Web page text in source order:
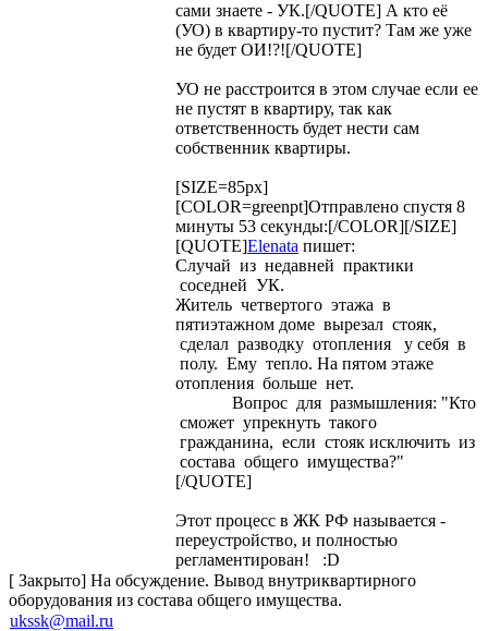
сами знаете - УК.[/QUOTE] А кто её
(УО) в квартиру-то пустит? Там же уже
не будет ОИ!?![/QUOTE]
УО не расстроится в этом случае если ее
не пустят в квартиру, так как
ответственность будет нести сам
собственник квартиры.
[SIZE=85px]
[COLOR=greenpt]Отправлено спустя 8
минуты 53 секунды:[/COLOR][/SIZE]
[QUOTE]Elenata пишет:
Случай из недавней практики
соседней УК.
Житель четвертого этажа в
пятиэтажном доме вырезал стояк,
сделал разводку отопления у себя в
полу. Ему тепло. На пятом этаже
отопления больше нет.
Вопрос для размышления: "Кто
сможет упрекнуть такого
гражданина, если стояк исключить из
состава общего имущества?"
[/QUOTE]
Этот процесс в ЖК РФ называется -
переустройство, и полностью
регламентирован! :D
[ Закрыто] На обсуждение. Вывод внутриквартирного
оборудования из состава общего имущества.
ukssk@mail.ru